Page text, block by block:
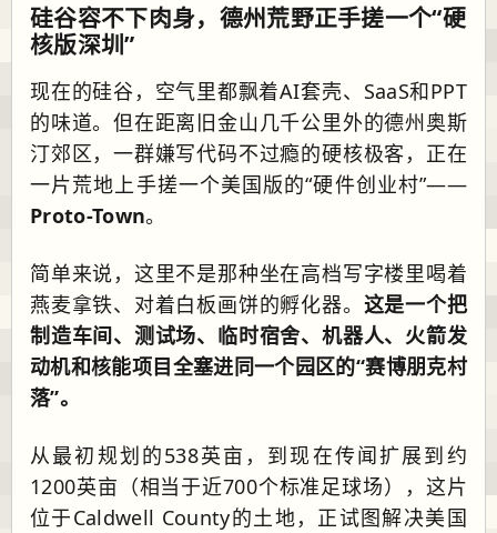
硅谷容不下肉身，德州荒野正手搓一个“硬
核版深圳”
现在的硅谷，空气里都飘着AI套壳、SaaS和PPT
的味道。但在距离旧金山几千公里外的德州奥斯
汀郊区，一群嫌写代码不过瘾的硬核极客，正在
一片荒地上手搓一个美国版的“硬件创业村”——
Proto-Town。
简单来说，这里不是那种坐在高档写字楼里喝着
燕麦拿铁、对着白板画饼的孵化器。 这是一个把
制造车间、测试场、临时宿舍、机器人、火箭发
动机和核能项目全塞进同一个园区的“赛博朋克村
落”。
从最初规划的538英亩，到现在传闻扩展到约
1200英亩（相当于近700个标准足球场），这片
位于Caldwell County的土地，正试图解决美国